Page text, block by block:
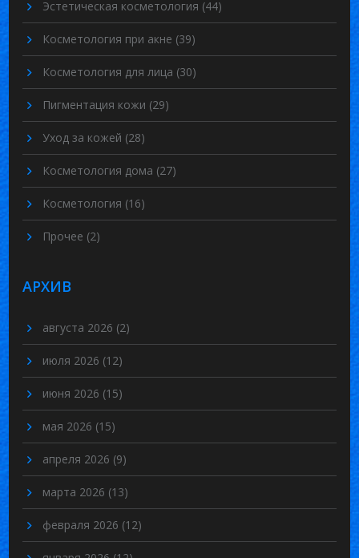
Эстетическая косметология (44)
Косметология при акне (39)
Косметология для лица (30)
Пигментация кожи (29)
Уход за кожей (28)
Косметология дома (27)
Косметология (16)
Прочее (2)
АРХИВ
августа 2026 (2)
июля 2026 (12)
июня 2026 (15)
мая 2026 (15)
апреля 2026 (9)
марта 2026 (13)
февраля 2026 (12)